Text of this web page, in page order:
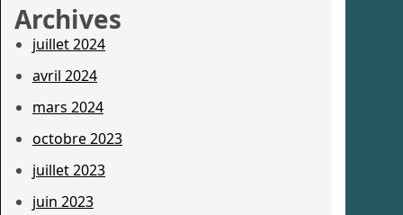
Archives
juillet 2024
avril 2024
mars 2024
octobre 2023
juillet 2023
juin 2023